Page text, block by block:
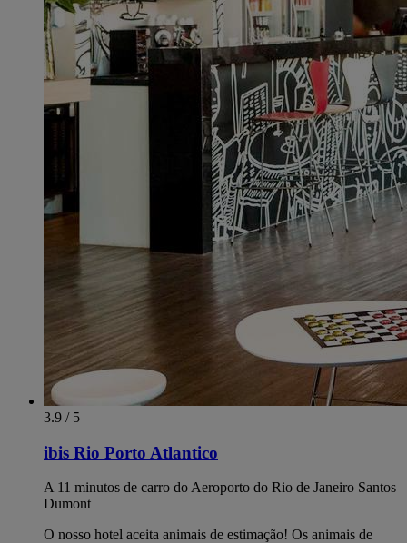
3.9 / 5
ibis Rio Porto Atlantico
A 11 minutos de carro do Aeroporto do Rio de Janeiro Santos
Dumont
O nosso hotel aceita animais de estimação! Os animais de